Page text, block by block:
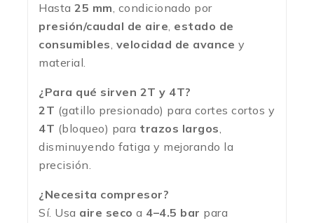
Hasta 25 mm, condicionado por
presión/caudal de aire, estado de
consumibles, velocidad de avance y
material.
¿Para qué sirven 2T y 4T?
2T (gatillo presionado) para cortes cortos y
4T (bloqueo) para trazos largos,
disminuyendo fatiga y mejorando la
precisión.
¿Necesita compresor?
Sí. Usa aire seco a 4–4.5 bar para